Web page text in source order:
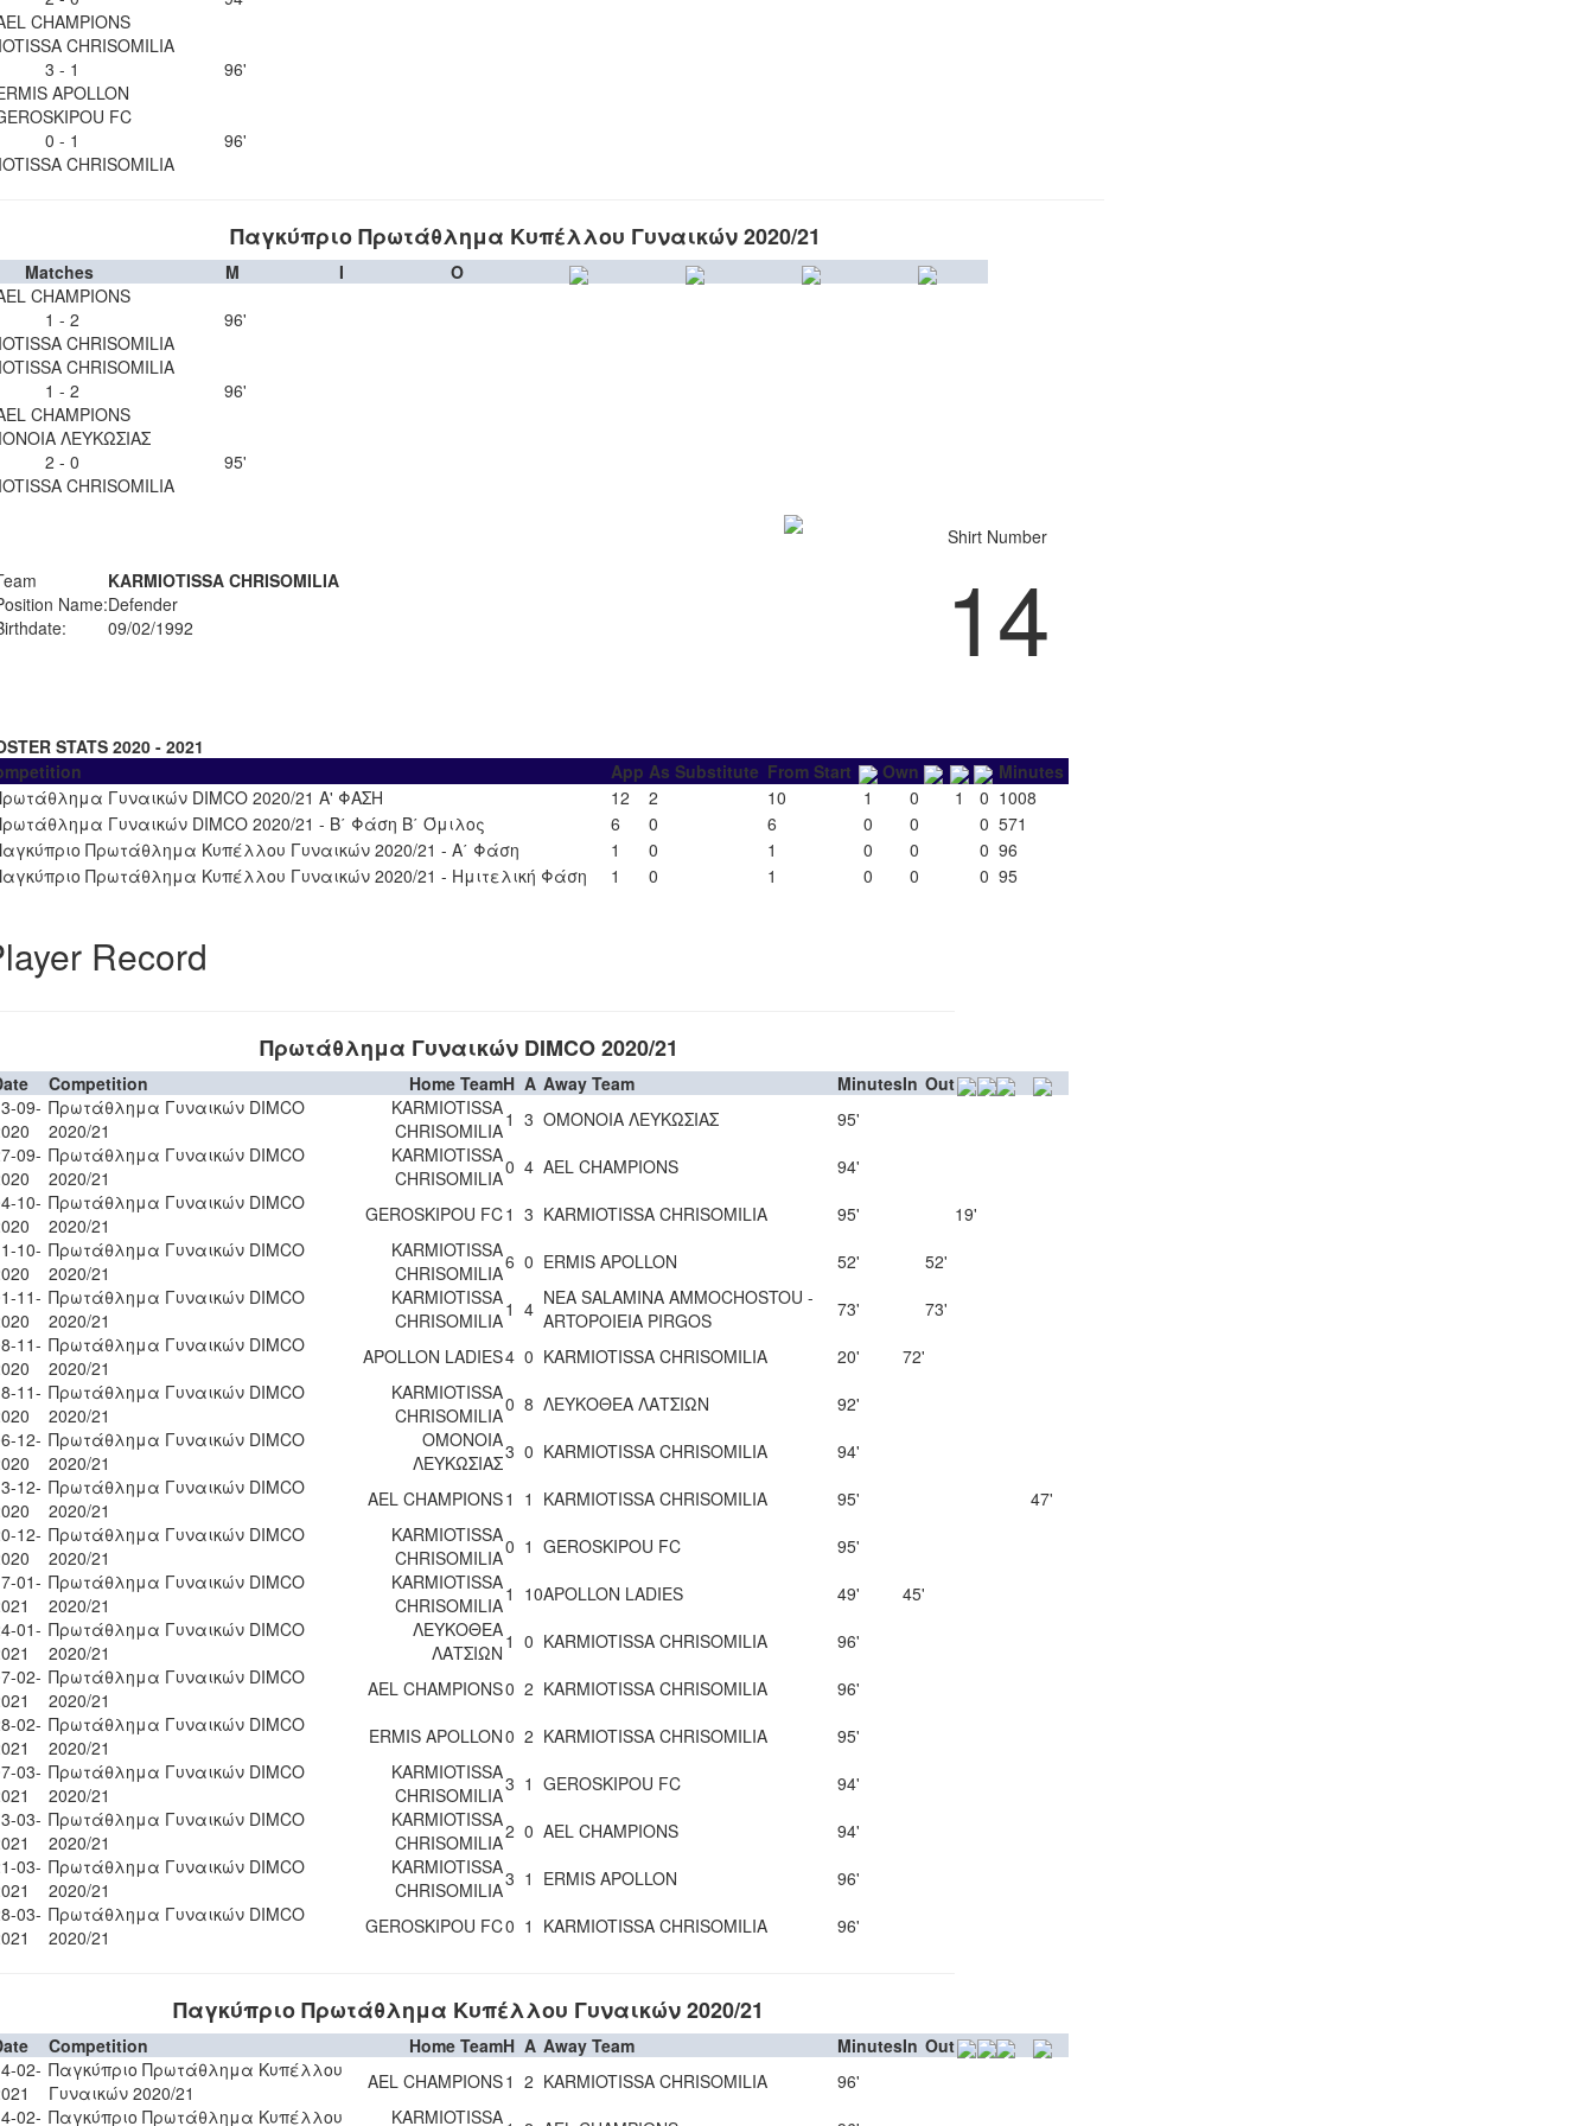
CHAMPIONS
CHRISOMILIA
3 - 1
APOLLON
96'
FC
0 - 1
CHRISOMILIA
96'
Παγκύπριο Πρωτάθλημα Κυπέλλου Γυναικών 2020/21
Matches M I
O
CHAMPIONS
1 - 2
CHRISOMILIA
96'
CHRISOMILIA
1 - 2
CHAMPIONS
96'
ΛΕΥΚΩΣΙΑΣ
2 - 0
CHRISOMILIA
95'
KARMIOTISSA CHRISOMILIA
Name:Defender
09/02/1992
Shirt Number
14
STATS 2020 - 2021
App As Substitute From Start Own
Minutes
Γυναικών DIMCO 2020/21 Α' ΦΑΣΗ
12 2 10 1 0 1 0 1008
Γυναικών DIMCO 2020/21 - Β΄ Φάση Β΄ Όμιλος
6 0 6 0 0 0 571
Πρωτάθλημα Κυπέλλου Γυναικών 2020/21 - Α΄ Φάση
1 0 1 0 0 0 96
Πρωτάθλημα Κυπέλλου Γυναικών 2020/21 - Ημιτελική Φάση
1 0 1 0 0 0 95
Record
Πρωτάθλημα Γυναικών DIMCO 2020/21
Competition Home TeamH A Away Team MinutesIn Out
09- Πρωτάθλημα Γυναικών DIMCO
2020/21
KARMIOTISSA
CHRISOMILIA1 3 ΟΜΟΝΟΙΑ ΛΕΥΚΩΣΙΑΣ
95'
09- Πρωτάθλημα Γυναικών DIMCO
2020/21
KARMIOTISSA
CHRISOMILIA0 4 AEL CHAMPIONS
94'
10- Πρωτάθλημα Γυναικών DIMCO
2020/21
GEROSKIPOU FC1 3 KARMIOTISSA CHRISOMILIA 95'
19'
10- Πρωτάθλημα Γυναικών DIMCO
2020/21
KARMIOTISSA
CHRISOMILIA6 0 ERMIS APOLLON 52'
52'
11- Πρωτάθλημα Γυναικών DIMCO
2020/21
KARMIOTISSA
CHRISOMILIA1 4 NEA SALAMINA AMMOCHOSTOU -
ARTOPOIEIA PIRGOS
73'
73'
11- Πρωτάθλημα Γυναικών DIMCO
2020/21
APOLLON LADIES4 0 KARMIOTISSA CHRISOMILIA 20'
72'
11- Πρωτάθλημα Γυναικών DIMCO
2020/21
KARMIOTISSA
CHRISOMILIA0 8 ΛΕΥΚΟΘΕΑ ΛΑΤΣΙΩΝ
92'
12- Πρωτάθλημα Γυναικών DIMCO
2020/21
ΟΜΟΝΟΙΑ
ΛΕΥΚΩΣΙΑΣ3 0 KARMIOTISSA CHRISOMILIA
94'
12- Πρωτάθλημα Γυναικών DIMCO
2020/21
AEL CHAMPIONS1 1 KARMIOTISSA CHRISOMILIA 95'
47'
12- Πρωτάθλημα Γυναικών DIMCO
2020/21
KARMIOTISSA
CHRISOMILIA0 1 GEROSKIPOU FC
95'
01- Πρωτάθλημα Γυναικών DIMCO
2020/21
KARMIOTISSA
CHRISOMILIA1 10APOLLON LADIES 49'
45'
01- Πρωτάθλημα Γυναικών DIMCO
2020/21
ΛΕΥΚΟΘΕΑ
ΛΑΤΣΙΩΝ 1 0 KARMIOTISSA CHRISOMILIA
96'
02- Πρωτάθλημα Γυναικών DIMCO
2020/21
AEL CHAMPIONS0 2 KARMIOTISSA CHRISOMILIA
96'
02- Πρωτάθλημα Γυναικών DIMCO
2020/21
ERMIS APOLLON0 2 KARMIOTISSA CHRISOMILIA
95'
03- Πρωτάθλημα Γυναικών DIMCO
2020/21
KARMIOTISSA
CHRISOMILIA3 1 GEROSKIPOU FC
94'
03- Πρωτάθλημα Γυναικών DIMCO
2020/21
KARMIOTISSA
CHRISOMILIA2 0 AEL CHAMPIONS
94'
03- Πρωτάθλημα Γυναικών DIMCO
2020/21
KARMIOTISSA
CHRISOMILIA3 1 ERMIS APOLLON
96'
03- Πρωτάθλημα Γυναικών DIMCO
2020/21
GEROSKIPOU FC0 1 KARMIOTISSA CHRISOMILIA 96'
Παγκύπριο Πρωτάθλημα Κυπέλλου Γυναικών 2020/21
Competition Home TeamH A Away Team MinutesIn Out
02- Παγκύπριο Πρωτάθλημα Κυπέλλου
Γυναικών 2020/21
AEL CHAMPIONS1 2 KARMIOTISSA CHRISOMILIA
96'
02- Παγκύπριο Πρωτάθλημα Κυπέλλου KARMIOTISSA